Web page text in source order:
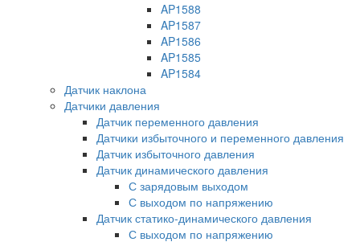
AP1588
AP1587
AP1586
AP1585
AP1584
Датчик наклона
Датчики давления
Датчик переменного давления
Датчики избыточного и переменного давления
Датчик избыточного давления
Датчик динамического давления
С зарядовым выходом
С выходом по напряжению
Датчик статико-динамического давления
С выходом по напряжению